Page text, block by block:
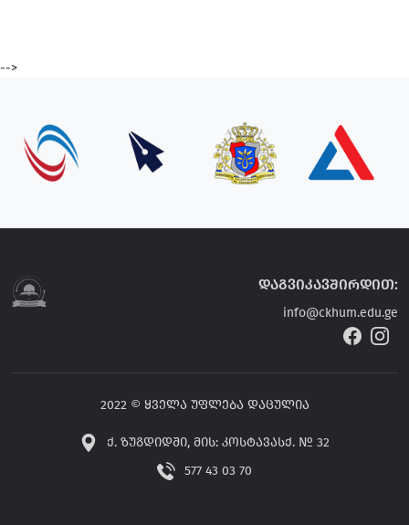
-->
დაგვიკავშირდით:
info@ckhum.edu.ge
2022 © ყველა უფლება დაცულია
ქ. ზუგდიდში, მის: კოსტავასქ. № 32
577 43 03 70